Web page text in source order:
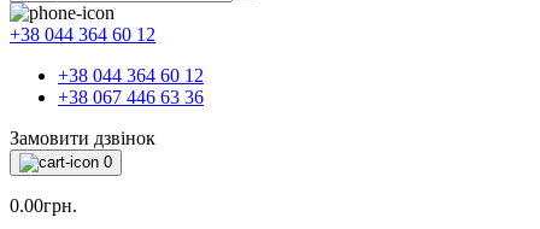
+38 044 364 60 12
+38 044 364 60 12
+38 067 446 63 36
Замовити дзвінок
0
0.00грн.